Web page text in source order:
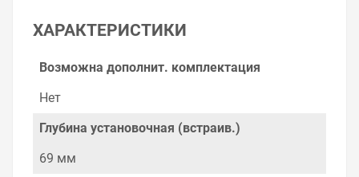
безопасности и надёжности использования
оборудования.
автовыключателей, которая соответствует всем
использована во всех видах зданий и сооружений
Размыкающая способность автоматов АВВ SH200L
большинстве возможных объектов. Благодаря
ХАРАКТЕРИСТИКИ
Возможна дополнит. комплектация
Нет
Глубина установочная (встраив.)
69 мм